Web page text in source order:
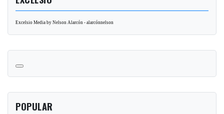
Excelsio Media by Nelson Alarcón - alarcónnelson
POPULAR